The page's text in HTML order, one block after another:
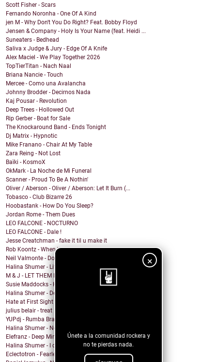
×
Únete a la comunidad rockera y
no te pierdas nada.
Scott Fisher - Scars
Fernando Noronha - One Of A Kind
jen M - Why Don't You Do Right? Feat. Bobby Floyd
Jensen & Company - Holy Is Your Name (feat. Heidi ...
Suneaters - Bedhead
Saliva x Judge & Jury - Edge Of A Knife
Alex Maciel - We Play Together 2026
TopTierTitan - Nach Naal
Briana Nancie - Touch
Mercee - Como una Avalancha
Johnny Brodder - Decirnos Nada
Kaj Pousar - Revolution
Deep Trees - Hollowed Out
Rip Gerber - Boat for Sale
The Knockaround Band - Ends Tonight
Dj Matrix - Hypnotic
Mike Franano - Chair At My Table
Zara Reing - Not Lost
Baïki - KosmoX
OkMark - La Noche de Mi Funeral
Scanner - Proud To Be A Nothin'
Oliver / Aberson - Oliver / Aberson: Let It Burn (...
Tobasco - Club Bizarre 26
Hoobastank - How Do You Sleep?
Jordan Rome - Them Dues
LEO FALCONE - NOCTURNO
LEO FALCONE - Dale !
Jesse Creatchman - fake it til u make it
Rob Koontz - When We Hear the Call
Neil Valmonte - Down on the River
Halina Shumer - Life is Passing
M & J - LET THEM EAT CAKE (Princess states, in a s...
Susie Maddocks - Horizon
Halina Shumer - Deceiver, You Are
Hate at First Sight - Familiar Mutations EP remast...
julius belair - treat
YUPdj - Rumba Brava (extended mix)
Halina Shumer - No Centro
Elefranz - Deep Mind
Halina Shumer - I don't know
Eclectotron - Fearless